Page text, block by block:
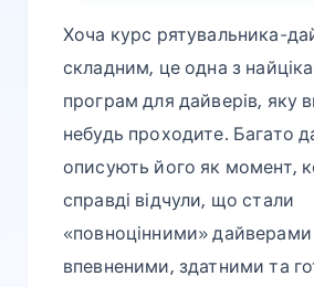
Хоча курс рятувальника-
складним, це одна з
програм для дайверів, яку
небудь проходите. Багато
описують його як момент,
справді відчули, що стали
«повноцінними»
впевненими, здатними та